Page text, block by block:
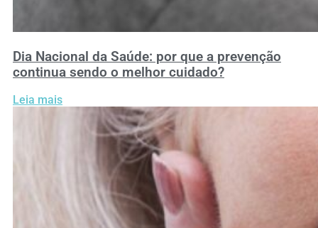
Dia Nacional da Saúde: por que a prevenção
continua sendo o melhor cuidado?
Leia mais